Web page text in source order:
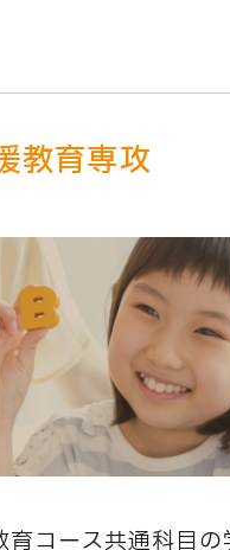
教育専攻
育コース共通科目の